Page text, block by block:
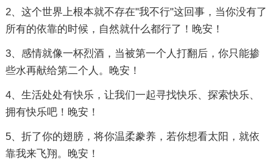
2、这个世界上根本就不存在"我不行"这回事，当你没有了
所有的依靠的时候，自然就什么都行了！晚安！
3、感情就像一杯烈酒，当被第一个人打翻后，你只能掺
些水再献给第二个人。晚安！
4、生活处处有快乐，让我们一起寻找快乐、探索快乐、
拥有快乐吧！晚安！
5、折了你的翅膀，将你温柔豢养，若你想看太阳，就依
靠我来飞翔。晚安！